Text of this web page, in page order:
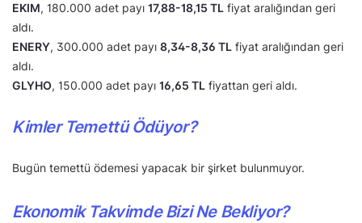
EKIM, 180.000 adet payı 17,88-18,15 TL fiyat aralığından geri
aldı.
ENERY, 300.000 adet payı 8,34-8,36 TL fiyat aralığından geri
aldı.
GLYHO, 150.000 adet payı 16,65 TL fiyattan geri aldı.
Kimler Temettü Ödüyor?
Bugün temettü ödemesi yapacak bir şirket bulunmuyor.
Ekonomik Takvimde Bizi Ne Bekliyor?